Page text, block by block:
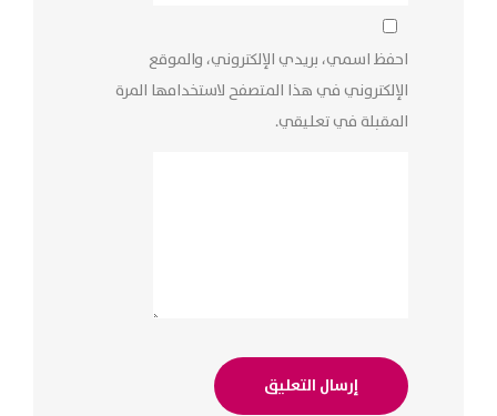
احفظ اسمي، بريدي الإلكتروني، والموقع
الإلكتروني في هذا المتصفح لاستخدامها المرة
المقبلة في تعليقي.